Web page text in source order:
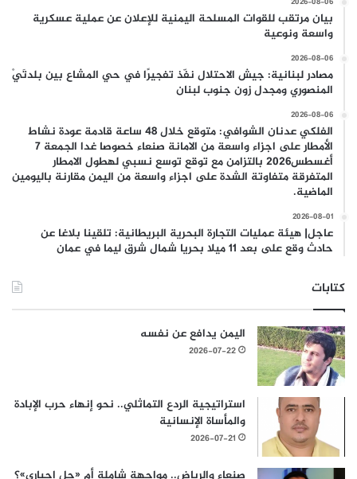
بيان مرتقب للقوات المسلحة اليمنية للإعلان عن عملية عسكرية
واسعة ونوعية
2026-08-06
مصادر لبنانية: جيش الاحتلال نفّذ تفجيرًا في حي المشاع بين بلدتَيْ
المنصوري ومجدل زون جنوب لبنان
2026-08-06
الفلكي عدنان الشوافي: متوقع خلال 48 ساعة قادمة عودة نشاط
الأمطار على اجزاء واسعة من الامانة صنعاء خصوصا غدا الجمعة 7
أغسطس2026 بالتزامن مع توقع توسع نسبي لهطول الامطار
المتفرقة متفاوتة الشدة على اجزاء واسعة من اليمن مقارنة باليومين
الماضية.
2026-08-01
عاجل| هيئة عمليات التجارة البحرية البريطانية: تلقينا بلاغا عن
حادث وقع على بعد 11 ميلا بحريا شمال شرق ليما في عمان
كتابات
اليمن يدافع عن نفسه
2026-07-22
استراتيجية الردع التماثلي.. نحو إنهاء حرب الإبادة
والمأساة الإنسانية
2026-07-21
صنعاء والرياض.. مواجهة شاملة أم «حل إجباري»؟